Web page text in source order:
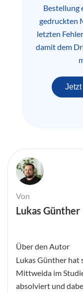
Bestellung
gedruckten
letzten
damit dem
Von
Lukas Günther
Über den Autor
Lukas Günther hat
Mittweida im
absolviert und